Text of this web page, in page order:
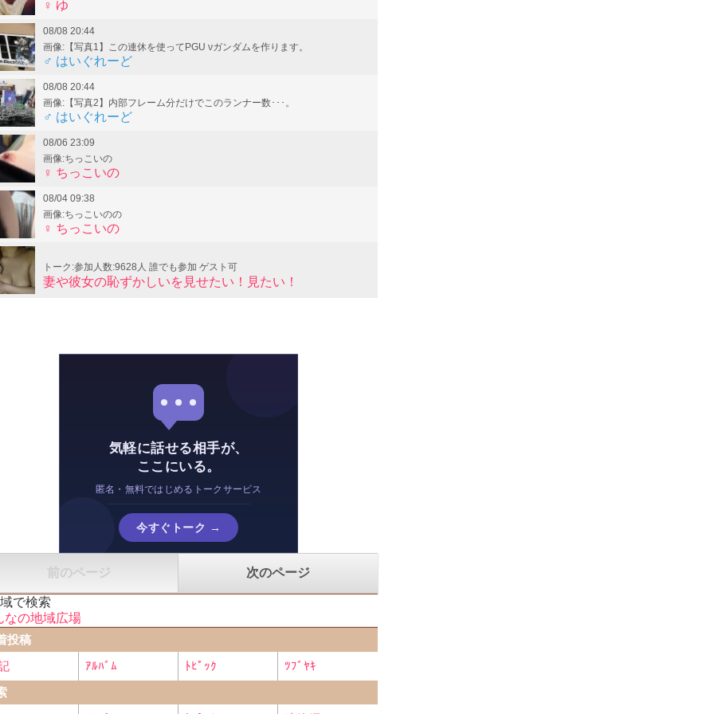
♀ ゆ
08/08 20:44
画像:【写真1】この連休を使ってPGU νガンダムを作ります。
♂ はいぐれーど
08/08 20:44
画像:【写真2】内部フレーム分だけでこのランナー数･･･。
♂ はいぐれーど
08/06 23:09
画像:ちっこいの
♀ ちっこいの
08/04 09:38
画像:ちっこいのの
♀ ちっこいの
気軽に話せる相手が、
ここにいる。
匿名・無料ではじめるトークサービス
今すぐトーク →
前のページ 次のページ
で検索
なの地域広場
投稿
ｱﾙﾊﾞﾑ ﾄﾋﾟｯｸ
ﾂﾌﾞﾔｷ